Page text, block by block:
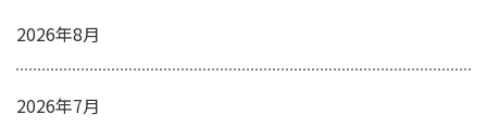
2026年8月
2026年7月